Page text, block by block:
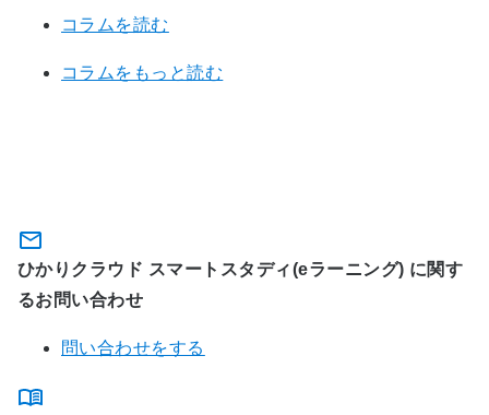
コラムを読む
コラムをもっと読む
ひかりクラウド スマートスタディ(eラーニング) に関す
るお問い合わせ
問い合わせをする